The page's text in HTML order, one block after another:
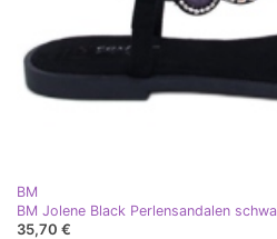
BM
BM Jolene Black Perlensandalen
35,70 €